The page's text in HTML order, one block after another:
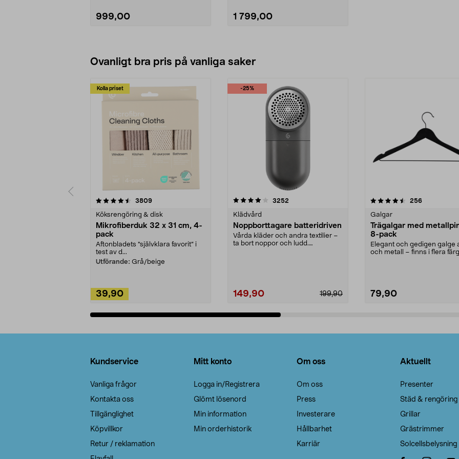
999,00 1 799,00
Ovanligt bra pris på vanliga saker
Kolla priset
3809recensioner
Köksrengöring & disk
Mikrofiberduk 32 x 31 cm, 4-
pack
Aftonbladets "självklara favorit” i
test av d...
Utförande: Grå/beige
39,90
-25%
4.0av 5 stjärnor 3252
Klädvård
Noppborttagare batteridriven
Vårda kläder och andra textilier –
ta bort noppor och ludd.
199,90
149,90
4.5av 5 stjärnor 256recensioner
Galgar
Trägalgar med
8-pack
Elegant och gedigen galge
och metall – finns i flera
79,90
4.0av 5 stjärnor
Kundservice
Vanliga frågor
Kontakta oss
Tillgänglighet
Köpvillkor
Retur / reklamation
Mitt konto
Logga in/Registrera
Glömt lösenord
Min information
Min orderhistorik
Om oss
Om oss
Press
Investerare
Hållbarhet
Karriär
Aktuellt
Presenter
Städ & rengöring
Grillar
Grästrimmer
Solcellsbelysning